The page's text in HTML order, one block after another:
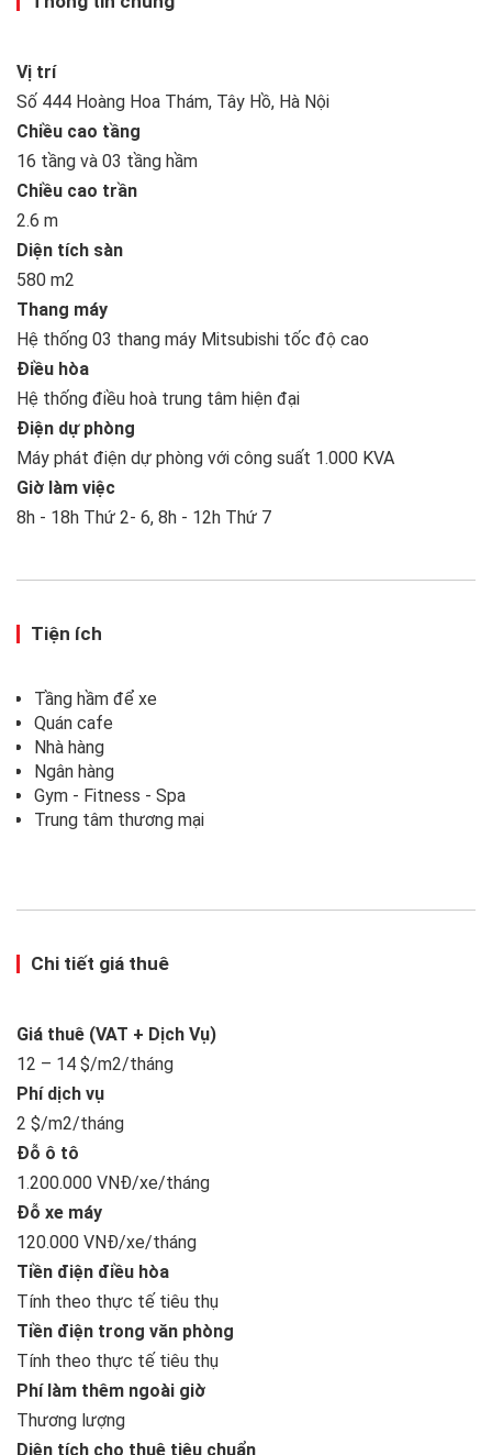
Vị trí
Số 444 Hoàng Hoa Thám, Tây Hồ, Hà Nội
Chiều cao tầng
16 tầng và 03 tầng hầm
Chiều cao trần
2.6 m
Diện tích sàn
580 m2
Thang máy
Hệ thống 03 thang máy Mitsubishi tốc độ cao
Điều hòa
Hệ thống điều hoà trung tâm hiện đại
Điện dự phòng
Máy phát điện dự phòng với công suất 1.000 KVA
Giờ làm việc
8h - 18h Thứ 2- 6, 8h - 12h Thứ 7
Tiện ích
Tầng hầm để xe
Quán cafe
Nhà hàng
Ngân hàng
Gym - Fitness - Spa
Trung tâm thương mại
Chi tiết giá thuê
Giá thuê (VAT + Dịch Vụ)
12 – 14 $/m2/tháng
Phí dịch vụ
2 $/m2/tháng
Đỗ ô tô
1.200.000 VNĐ/xe/tháng
Đỗ xe máy
120.000 VNĐ/xe/tháng
Tiền điện điều hòa
Tính theo thực tế tiêu thụ
Tiền điện trong văn phòng
Tính theo thực tế tiêu thụ
Phí làm thêm ngoài giờ
Thương lượng
Diện tích cho thuê tiêu chuẩn